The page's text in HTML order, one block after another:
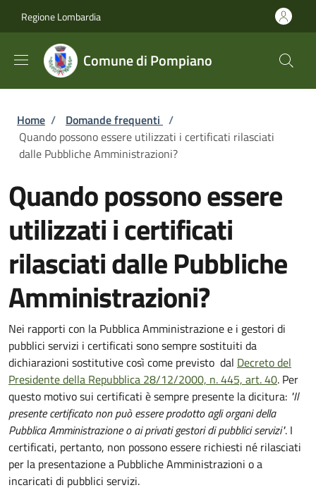
Regione Lombardia
Comune di Pompiano
Briciole di pane
Home / Domande frequenti /
Quando possono essere utilizzati i certificati rilasciati
dalle Pubbliche Amministrazioni?
Quando possono essere
utilizzati i certificati
rilasciati dalle Pubbliche
Amministrazioni?
Nei rapporti con la Pubblica Amministrazione e i gestori di
pubblici servizi i certificati sono sempre sostituiti da
dichiarazioni sostitutive così come previsto dal Decreto del
Presidente della Repubblica 28/12/2000, n. 445, art. 40. Per
questo motivo sui certificati è sempre presente la dicitura: "Il
presente certificato non può essere prodotto agli organi della
Pubblica Amministrazione o ai privati gestori di pubblici servizi". I
certificati, pertanto, non possono essere richiesti né rilasciati
per la presentazione a Pubbliche Amministrazioni o a
incaricati di pubblici servizi.